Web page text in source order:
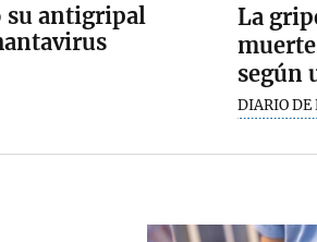
su antigripal
La
según
DIARIO DE